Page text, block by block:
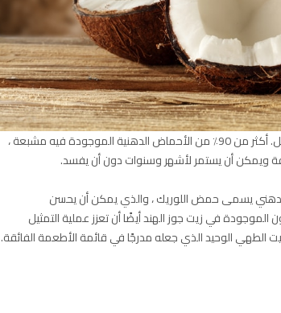
هو خيارك الأفضل. أكثر من 90٪ من الأحماض الدهنية الموجودة فيه مشبعة ،
ويمكن أن يستمر لأشهر وسنوات دون أن يفسد.
دهني يسمى حمض اللوريك ، والذي يمكن أن يحسن
في زيت جوز الهند أيضًا أن تعزز عملية التمثيل
الطهي الوحيد الذي جعله مدرجًا في قائمة الأطعمة الفائقة.